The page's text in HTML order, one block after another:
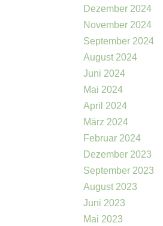
Dezember 2024
November 2024
September 2024
August 2024
Juni 2024
Mai 2024
April 2024
März 2024
Februar 2024
Dezember 2023
September 2023
August 2023
Juni 2023
Mai 2023